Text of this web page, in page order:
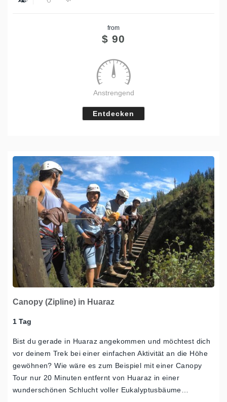
from
$ 90
Anstrengend
Entdecken
Canopy (Zipline) in Huaraz
1 Tag
Bist du gerade in Huaraz angekommen und möchtest dich
vor deinem Trek bei einer einfachen Aktivität an die Höhe
gewöhnen? Wie wäre es zum Beispiel mit einer Canopy
Tour nur 20 Minuten entfernt von Huaraz in einer
wunderschönen Schlucht voller Eukalyptusbäume…